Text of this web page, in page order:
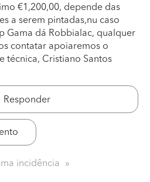
€1,200,00, depende das
a serem pintadas,nu caso
Gama dá Robbialac, qualquer
contatar apoiaremos o
técnica, Cristiano Santos
Responder
incidência